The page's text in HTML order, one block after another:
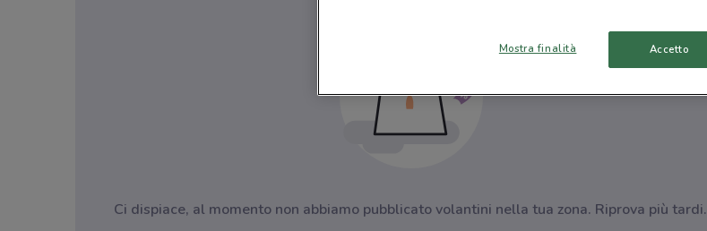
Ci dispiace, al momento non abbiamo pubblicato volantini nella tua zona. Riprova più tardi.
Mostra finalità Accetto